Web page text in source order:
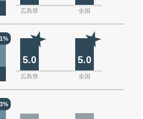
広島県 全国
5.0 5.0
広島県 全国